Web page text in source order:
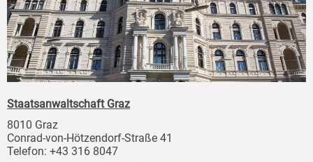
Staatsanwaltschaft Graz
8010 Graz
Conrad-von-Hötzendorf-Straße 41
Telefon: +43 316 8047